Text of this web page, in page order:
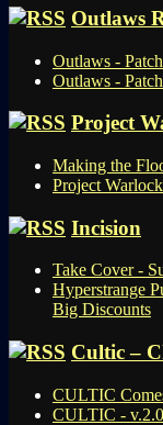
Outlaws
Outlaws -
Outlaws -
Project
Making the
Project
Incision
Take Cover -
Hyperstrange
Big Discounts
Cultic –
CULTIC
CULTIC -